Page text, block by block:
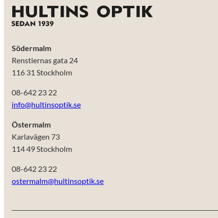
Södermalm
Renstiernas gata 24
116 31 Stockholm
08-642 23 22
info@hultinsoptik.se
Östermalm
Karlavägen 73
114 49 Stockholm
08-642 23 22
ostermalm@hultinsoptik.se
går inte att